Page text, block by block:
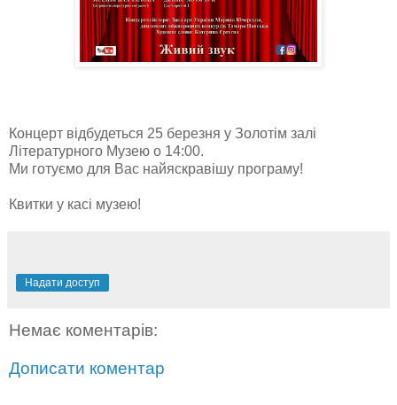
Концерт відбудеться 25 березня у Золотім залі
Літературного Музею о 14:00.
Ми готуємо для Вас найяскравішу програму!
Квитки у касі музею!
Надати доступ
Немає коментарів:
Дописати коментар